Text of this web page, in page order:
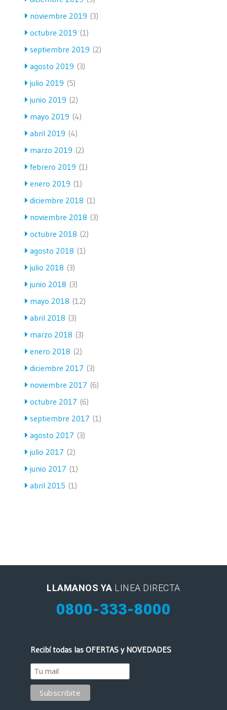
noviembre 2019 (3)
octubre 2019 (1)
septiembre 2019 (2)
agosto 2019 (3)
julio 2019 (5)
junio 2019 (2)
mayo 2019 (4)
abril 2019 (4)
marzo 2019 (2)
febrero 2019 (1)
enero 2019 (1)
diciembre 2018 (1)
noviembre 2018 (3)
octubre 2018 (2)
agosto 2018 (1)
julio 2018 (3)
junio 2018 (3)
mayo 2018 (12)
abril 2018 (3)
marzo 2018 (3)
enero 2018 (2)
diciembre 2017 (3)
noviembre 2017 (6)
octubre 2017 (6)
septiembre 2017 (1)
agosto 2017 (3)
julio 2017 (2)
junio 2017 (1)
abril 2015 (1)
LLAMANOS YA LINEA DIRECTA
0800-333-8000
Recibí todas las OFERTAS y NOVEDADES